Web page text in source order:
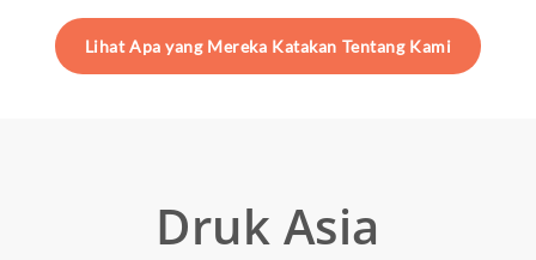
Lihat Apa yang Mereka Katakan Tentang Kami
Druk Asia